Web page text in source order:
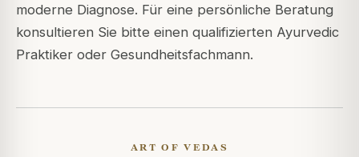
moderne Diagnose. Für eine persönliche Beratung
konsultieren Sie bitte einen qualifizierten Ayurvedic
Praktiker oder Gesundheitsfachmann.
ART OF VEDAS